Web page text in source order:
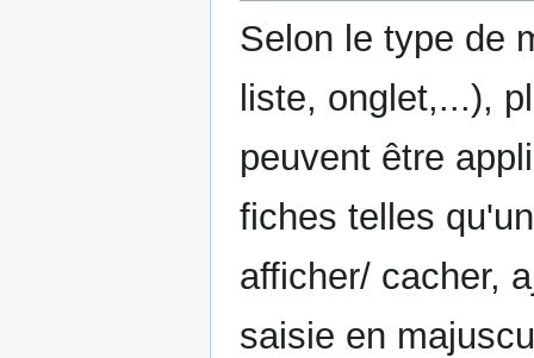
Selon le type de
liste, onglet,...),
peuvent être
fiches telles
afficher/ cacher,
saisie en